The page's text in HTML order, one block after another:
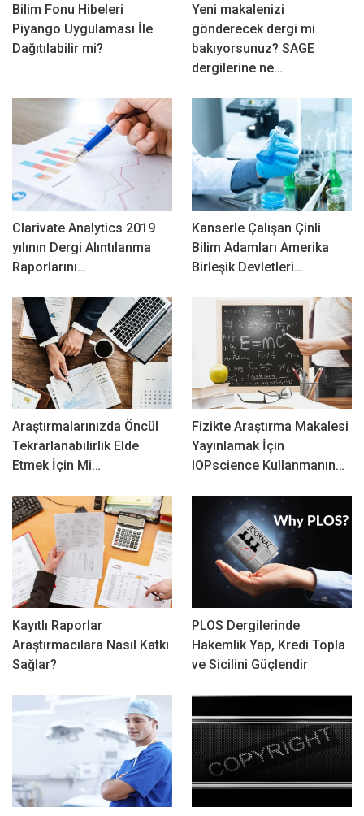
Bilim Fonu Hibeleri
Piyango Uygulaması İle
Dağıtılabilir mi?
Yeni makalenizi
gönderecek dergi mi
bakıyorsunuz? SAGE
dergilerine ne…
Clarivate Analytics 2019
yılının Dergi Alıntılanma
Raporlarını…
Kanserle Çalışan Çinli
Bilim Adamları Amerika
Birleşik Devletleri…
Araştırmalarınızda Öncül
Tekrarlanabilirlik Elde
Etmek İçin Mi…
Fizikte Araştırma Makalesi
Yayınlamak İçin
IOPscience Kullanmanın…
Kayıtlı Raporlar
Araştırmacılara Nasıl Katkı
Sağlar?
PLOS Dergilerinde
Hakemlik Yap, Kredi Topla
ve Sicilini Güçlendir